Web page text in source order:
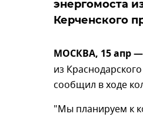
энергомоста
Керченского
МОСКВА, 15 апр
из
сообщил в ходе
"Мы планируем к